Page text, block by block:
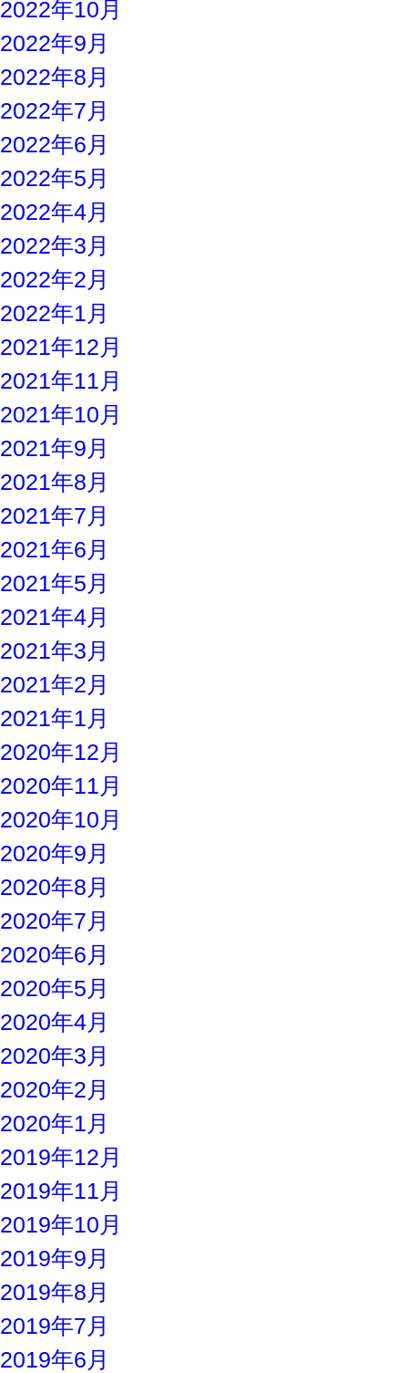
2022年10月
2022年9月
2022年8月
2022年7月
2022年6月
2022年5月
2022年4月
2022年3月
2022年2月
2022年1月
2021年12月
2021年11月
2021年10月
2021年9月
2021年8月
2021年7月
2021年6月
2021年5月
2021年4月
2021年3月
2021年2月
2021年1月
2020年12月
2020年11月
2020年10月
2020年9月
2020年8月
2020年7月
2020年6月
2020年5月
2020年4月
2020年3月
2020年2月
2020年1月
2019年12月
2019年11月
2019年10月
2019年9月
2019年8月
2019年7月
2019年6月